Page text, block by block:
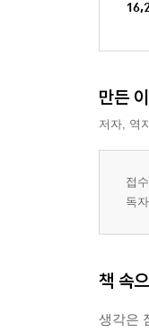
만든
저자, 역
접
독
책 속
생각은